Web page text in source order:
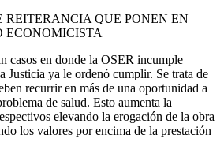
REITERANCIA QUE PONEN EN
ECONOMICISTA
casos en donde la OSER incumple
Justicia ya le ordenó cumplir. Se trata de
recurrir en más de una oportunidad a
de salud. Esto aumenta la
elevando la erogación de la obra
los valores por encima de la prestación